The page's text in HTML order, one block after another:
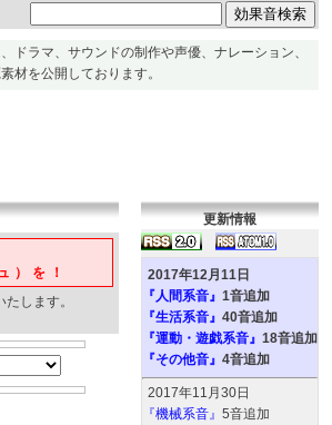
ドラマ、サウンドの制作や声優、ナレーション、
材を公開しております。
）を！
します。
更新情報
2017年12月11日
『人間系音』 1音追加
『生活系音』 40音追加
『運動・遊戯系音』 18音追加
『その他音』 4音追加
2017年11月30日
『機械系音』 5音追加